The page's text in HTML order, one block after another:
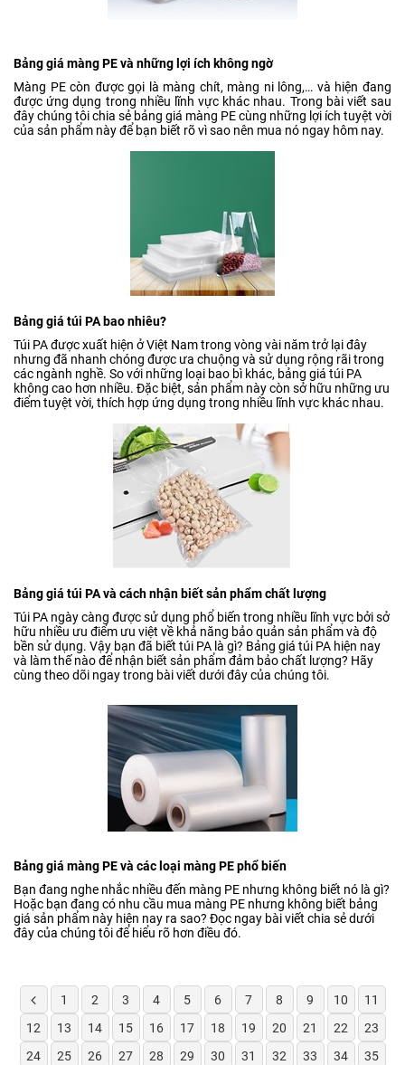
Bảng giá màng PE và những lợi ích không ngờ
Màng PE còn được gọi là màng chít, màng ni lông,… và hiện đang
được ứng dụng trong nhiều lĩnh vực khác nhau. Trong bài viết sau
đây chúng tôi chia sẻ bảng giá màng PE cùng những lợi ích tuyệt vời
của sản phẩm này để bạn biết rõ vì sao nên mua nó ngay hôm nay.
Bảng giá túi PA bao nhiêu?
Túi PA được xuất hiện ở Việt Nam trong vòng vài năm trở lại đây
nhưng đã nhanh chóng được ưa chuộng và sử dụng rộng rãi trong
các ngành nghề. So với những loại bao bì khác, bảng giá túi PA
không cao hơn nhiều. Đặc biệt, sản phẩm này còn sở hữu những ưu
điểm tuyệt vời, thích hợp ứng dụng trong nhiều lĩnh vực khác nhau.
Bảng giá túi PA và cách nhận biết sản phẩm chất lượng
Túi PA ngày càng được sử dụng phổ biến trong nhiều lĩnh vực bởi sở
hữu nhiều ưu điểm ưu việt về khả năng bảo quản sản phẩm và độ
bền sử dụng. Vậy bạn đã biết túi PA là gì? Bảng giá túi PA hiện nay
và làm thế nào để nhận biết sản phẩm đảm bảo chất lượng? Hãy
cùng theo dõi ngay trong bài viết dưới đây của chúng tôi.
Bảng giá màng PE và các loại màng PE phổ biến
Bạn đang nghe nhắc nhiều đến màng PE nhưng không biết nó là gì?
Hoặc bạn đang có nhu cầu mua màng PE nhưng không biết bảng
giá sản phẩm này hiện nay ra sao? Đọc ngay bài viết chia sẻ dưới
đây của chúng tôi để hiểu rõ hơn điều đó.
1 2 3 4 5 6 7 8 9 10
11
12
13 14 15 16 17 18 19 20 21 22
23
24
25 26 27 28 29 30 31 32 33 34
35